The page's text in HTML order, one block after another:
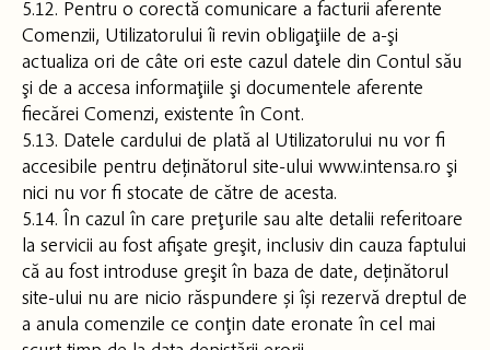
5.12. Pentru o corectă comunicare a facturii aferente
Comenzii, Utilizatorului îi revin obligaţiile de a-şi
actualiza ori de câte ori este cazul datele din Contul său
şi de a accesa informaţiile şi documentele aferente
fiecărei Comenzi, existente în Cont.
5.13. Datele cardului de plată al Utilizatorului nu vor fi
accesibile pentru deținătorul site-ului www.intensa.ro şi
nici nu vor fi stocate de către de acesta.
5.14. În cazul în care preţurile sau alte detalii referitoare
la servicii au fost afişate greşit, inclusiv din cauza faptului
că au fost introduse greşit în baza de date, deținătorul
site-ului nu are nicio răspundere și își rezervă dreptul de
a anula comenzile ce conţin date eronate în cel mai